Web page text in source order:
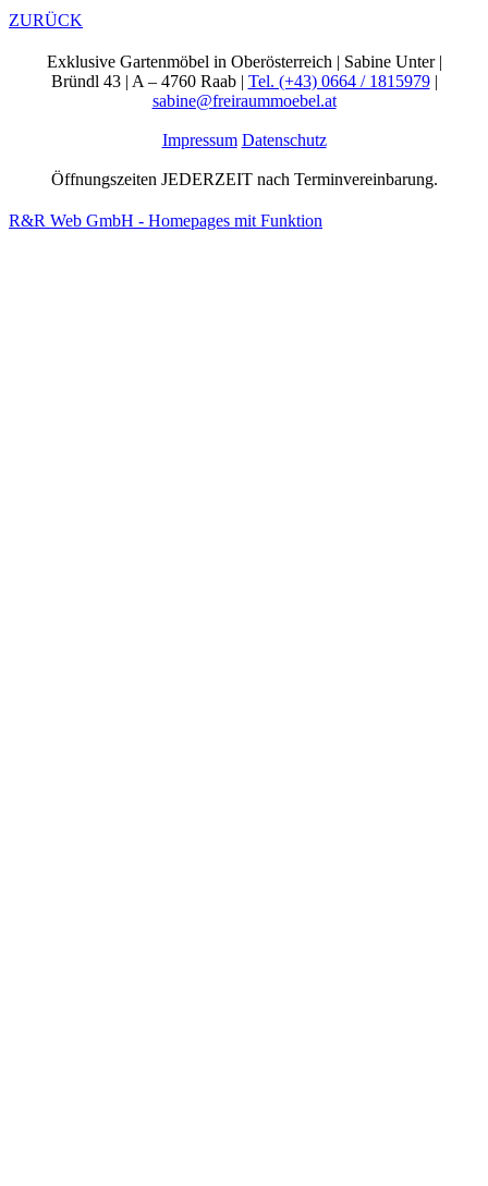
ZURÜCK
Exklusive Gartenmöbel in Oberösterreich | Sabine Unter |
Bründl 43 | A – 4760 Raab | Tel. (+43) 0664 / 1815979|
sabine@freiraummoebel.at
Impressum Datenschutz
Öffnungszeiten JEDERZEIT nach Terminvereinbarung.
R&R Web GmbH - Homepages mit Funktion